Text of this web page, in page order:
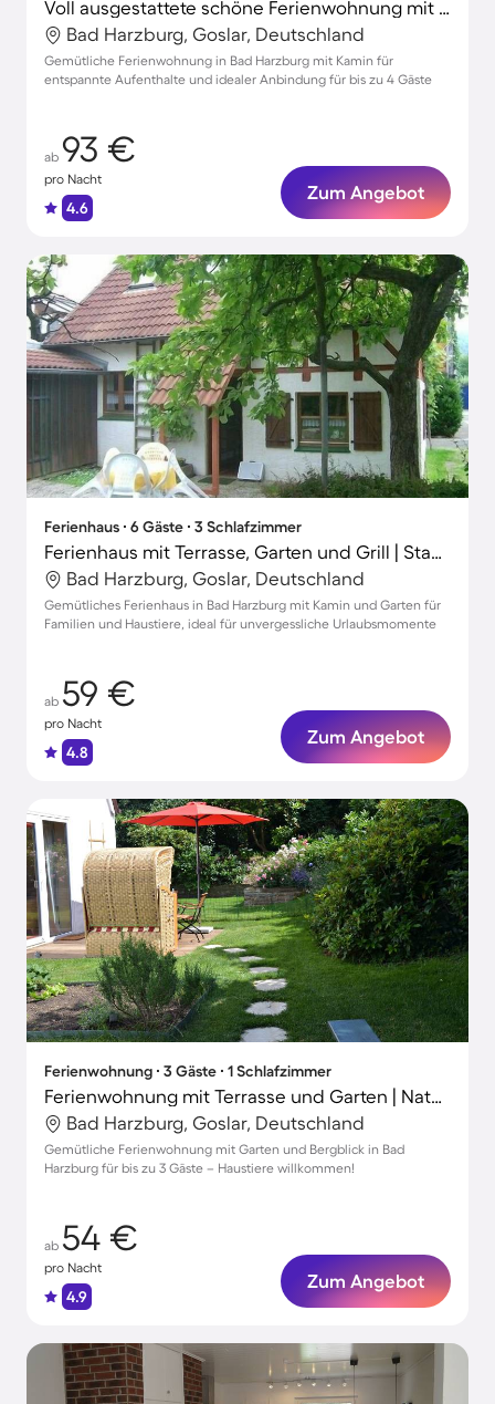
Voll ausgestattete schöne Ferienwohnung mit Terrasse
Bad Harzburg, Goslar, Deutschland
Gemütliche Ferienwohnung in Bad Harzburg mit Kamin für
entspannte Aufenthalte und idealer Anbindung für bis zu 4 Gäste
ab 93 €
pro Nacht
4.6
Zum Angebot
Ferienhaus ∙ 6 Gäste ∙ 3 Schlafzimmer
Ferienhaus mit Terrasse, Garten und Grill | Stadtblick
Bad Harzburg, Goslar, Deutschland
Gemütliches Ferienhaus in Bad Harzburg mit Kamin und Garten für
Familien und Haustiere, ideal für unvergessliche Urlaubsmomente
ab 59 €
pro Nacht
4.8
Zum Angebot
Ferienwohnung ∙ 3 Gäste ∙ 1 Schlafzimmer
Ferienwohnung mit Terrasse und Garten | Naturblick
Bad Harzburg, Goslar, Deutschland
Gemütliche Ferienwohnung mit Garten und Bergblick in Bad
Harzburg für bis zu 3 Gäste – Haustiere willkommen!
ab 54 €
pro Nacht
4.9
Zum Angebot